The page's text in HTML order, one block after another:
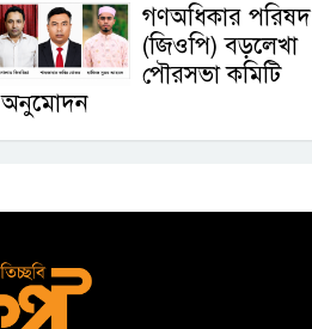
গণঅধিকার পরিষদ
(জিওপি) বড়লেখা
পৌরসভা কমিটি
অনুমোদন